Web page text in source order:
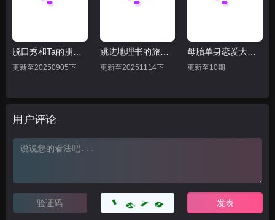
更新至20250905下 更新至20251114下 更新至10期
用户评论